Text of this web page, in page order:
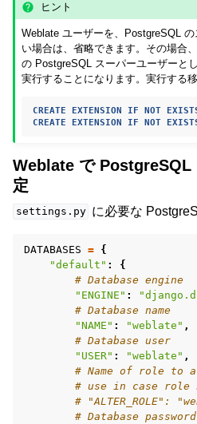
ヒント
Weblate ユーザーを、PostgreSQL
い場合は、省略できます。その場合
の PostgreSQL スーパーユーザーと
実行することになります。実行する
CREATE EXTENSION IF NOT
CREATE
EXTENSION IF NOT
Weblate で PostgreSQL
定
settings.py に必要な
DATABASES = {
"default" :
{
# Database engine
"ENGINE" :
# Database name
"NAME" : "weblate" ,
# Database user
"USER" : "weblate" ,
# Name of role to
# use in case role
# "ALTER_ROLE":
# Database password